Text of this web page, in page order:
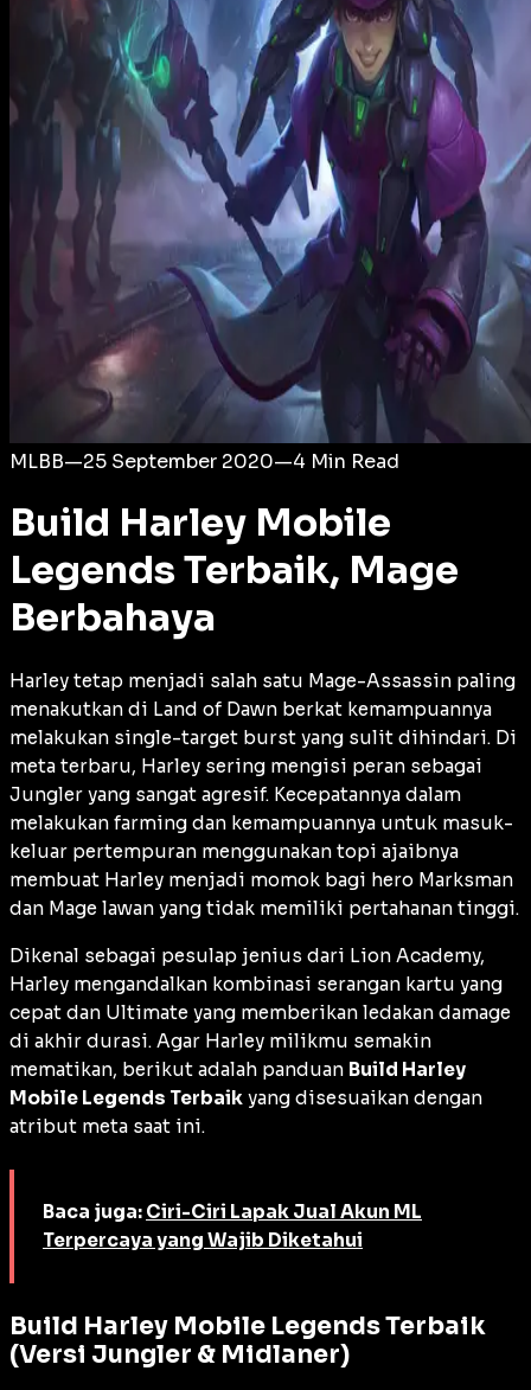
Login
MLBB—25 September 2020—4 Min Read
Build Harley Mobile
Legends Terbaik, Mage
Berbahaya
Harley tetap menjadi salah satu Mage-Assassin paling
menakutkan di Land of Dawn berkat kemampuannya
melakukan single-target burst yang sulit dihindari. Di
meta terbaru, Harley sering mengisi peran sebagai
Jungler yang sangat agresif. Kecepatannya dalam
melakukan farming dan kemampuannya untuk masuk-
keluar pertempuran menggunakan topi ajaibnya
membuat Harley menjadi momok bagi hero Marksman
dan Mage lawan yang tidak memiliki pertahanan tinggi.
Dikenal sebagai pesulap jenius dari Lion Academy,
Harley mengandalkan kombinasi serangan kartu yang
cepat dan Ultimate yang memberikan ledakan damage
di akhir durasi. Agar Harley milikmu semakin
mematikan, berikut adalah panduan Build Harley
Mobile Legends Terbaik yang disesuaikan dengan
atribut meta saat ini.
Baca juga: Ciri-Ciri Lapak Jual Akun ML
Terpercaya yang Wajib Diketahui
Build Harley Mobile Legends Terbaik
(Versi Jungler & Midlaner)